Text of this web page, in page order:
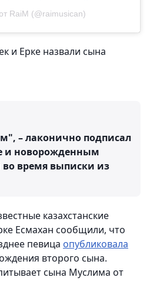
RaiM (@raimusican)
и Ерке назвали сына
– лаконично подписал
и новорожденным
время выписки из
казахстанские
Есмахан сообщили, что
певица опубликовала
второго сына.
сына Муслима от